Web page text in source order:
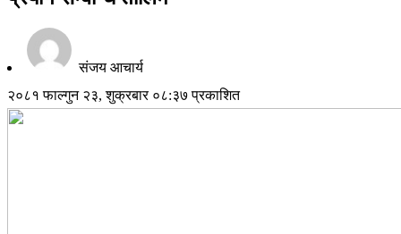
संजय आचार्य
२०८१ फाल्गुन २३, शुक्रबार ०८:३७ प्रकाशित